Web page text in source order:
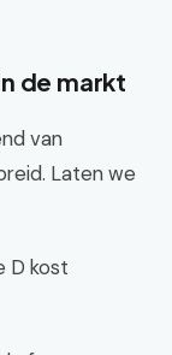
de markt
van
Laten we
D kost